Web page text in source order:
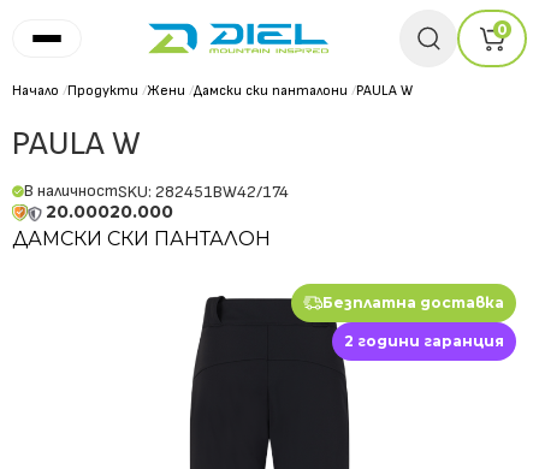
0
Начало /Продукти /Жени /Дамски ски панталони /PAULA W
PAULA W
В наличностSKU: 282451BW42/174
20.00020.000
ДАМСКИ СКИ ПАНТАЛОН
Безплатна доставка
2 години гаранция